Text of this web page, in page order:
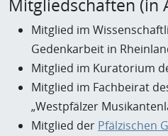
Mitgliedschaften (in
Mitglied im
Gedenkarbeit in
Mitglied im Kuratorium
Mitglied im Fachbeirat
„Westpfälzer
Mitglied der Pfälzischen